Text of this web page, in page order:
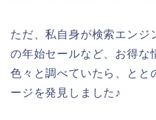
ただ、私自身が検索エンジ
の年始セールなど、お得な
色々と調べていたら、とと
ージを発見しました♪